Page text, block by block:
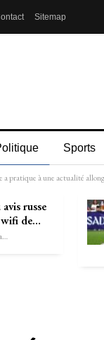
Sitemap
Sports
a pratique à une actualité
russe
wifi de…
Sébastien-Étienne Marechal